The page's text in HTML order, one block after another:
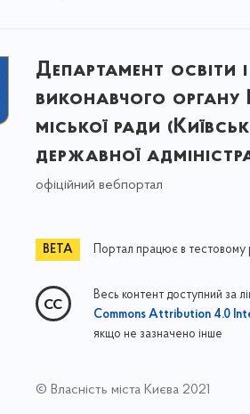
Департамент освіти
виконавчого органу
міської ради
державної
офіційний вебпортал
Портал працює в тестовому
Весь контент доступний за
Commons Attribution 4.0
якщо не зазначено інше
© Власність міста Києва 2021